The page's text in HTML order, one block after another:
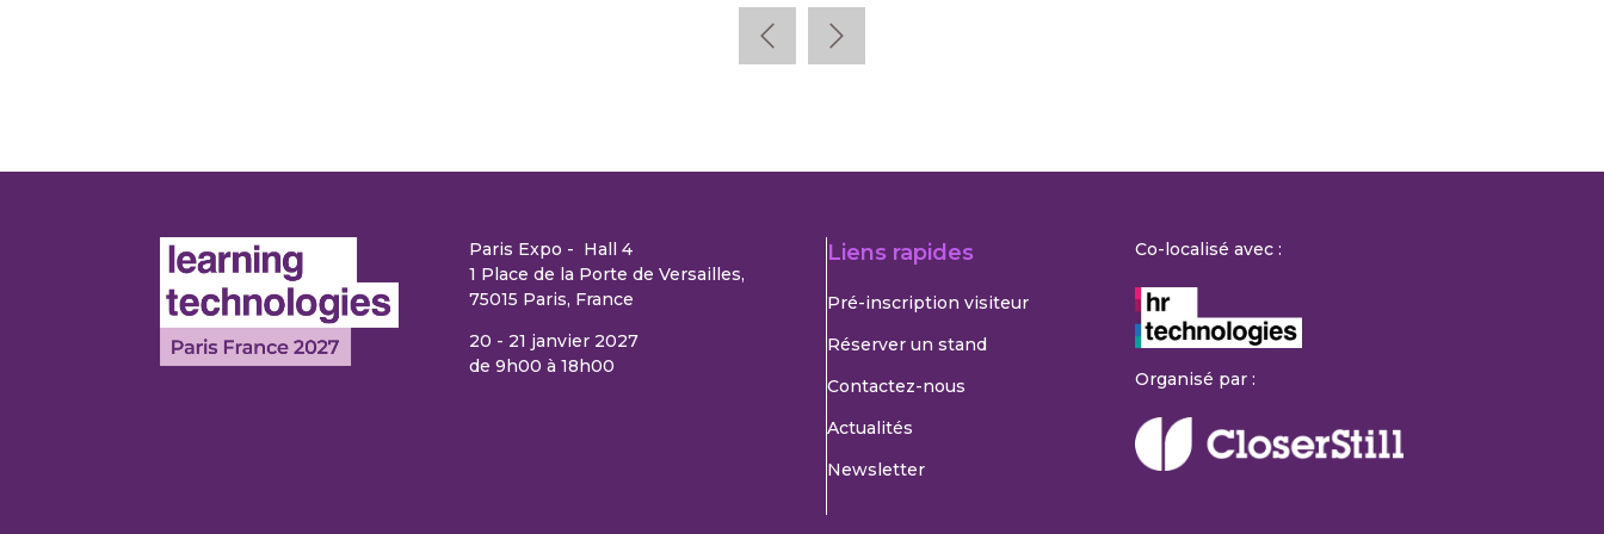
Paris Expo - Hall 4
1 Place de la Porte de Versailles,
75015 Paris, France
20 - 21 janvier 2027
de 9h00 à 18h00
Liens rapides
Pré-inscription visiteur
Réserver un stand
Contactez-nous
Actualités
Newsletter
Co-localisé avec :
Organisé par :